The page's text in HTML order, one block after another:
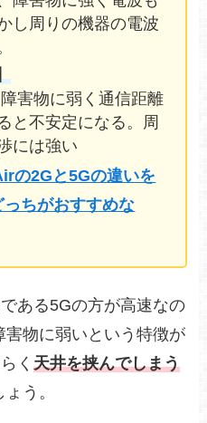
し周りの機器の電波
害物に弱く通信距離
と不安定になる。周
には強い
の2Gと5Gの違いを
ちがおすすめな
ある5Gの方が高速なの
物に弱いという特徴が
く天井を挟んでしまう
う。